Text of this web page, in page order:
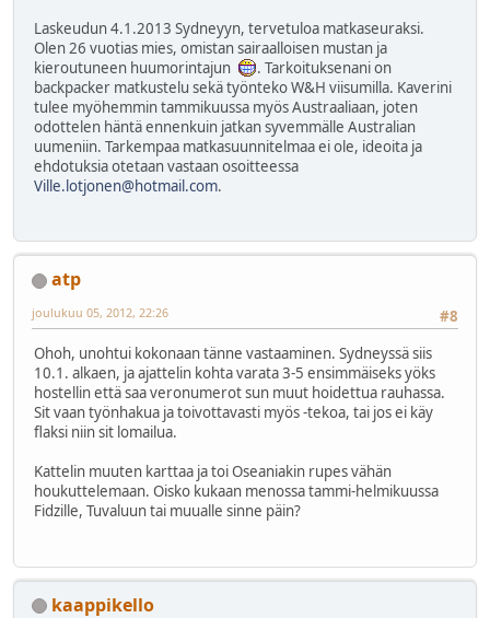
Laskeudun 4.1.2013 Sydneyyn, tervetuloa matkaseuraksi.
Olen 26 vuotias mies, omistan sairaalloisen mustan ja
kieroutuneen huumorintajun
. Tarkoituksenani on
backpacker matkustelu sekä työnteko W&H viisumilla. Kaverini
tulee myöhemmin tammikuussa myös Austraaliaan, joten
odottelen häntä ennenkuin jatkan syvemmälle Australian
uumeniin. Tarkempaa matkasuunnitelmaa ei ole, ideoita ja
ehdotuksia otetaan vastaan osoitteessa
Ville.lotjonen@hotmail.com.
atp
#8
joulukuu 05, 2012, 22:26
Ohoh, unohtui kokonaan tänne vastaaminen. Sydneyssä siis
10.1. alkaen, ja ajattelin kohta varata 3-5 ensimmäiseks yöks
hostellin että saa veronumerot sun muut hoidettua rauhassa.
Sit vaan työnhakua ja toivottavasti myös -tekoa, tai jos ei käy
flaksi niin sit lomailua.
Kattelin muuten karttaa ja toi Oseaniakin rupes vähän
houkuttelemaan. Oisko kukaan menossa tammi-helmikuussa
Fidzille, Tuvaluun tai muualle sinne päin?
kaappikello